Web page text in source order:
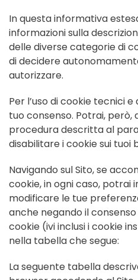
In questa informativa
informazioni sulla
delle diverse categorie di
di decidere
autorizzare.
Per l’uso di cookie tecnici
tuo consenso. Potrai, però,
procedura descritta al
disabilitare i cookie sui tuoi
Navigando sul Sito, se
cookie, in ogni caso, potrai
modificare le tue
anche negando il consenso
cookie (ivi inclusi i cookie
nella tabella che segue:
La seguente tabella